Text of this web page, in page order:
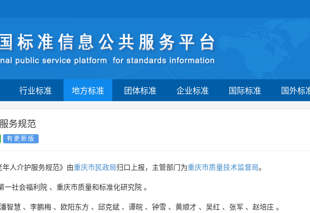
行业标准 地方标准 团体标准 企业标准 国际标准 国外标
务规范
有更新版
人介护服务规范》由重庆市民政局归口上报，主管部门为重庆市质量技术监督局。
一社会福利院 、 重庆市质量和标准化研究院 。
潘智慧 、 李鹏梅 、 欧阳东方 、 邱克斌 、 谭皖 、 钟雪 、 黄顺才 、 吴红 、 张军 、 赵培庄 。